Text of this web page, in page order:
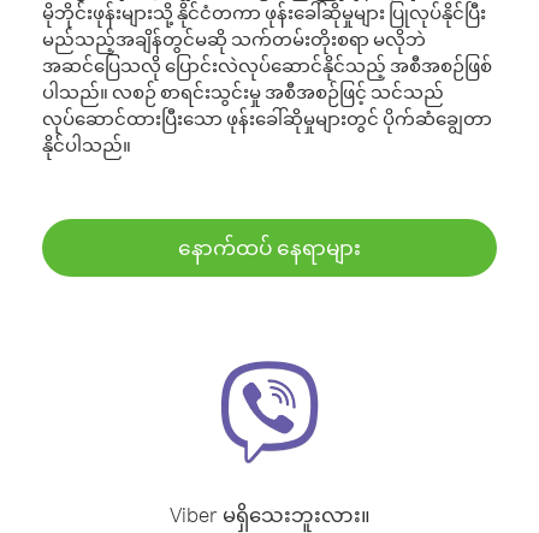
မိုဘိုင်းဖုန်းများသို့ နိုင်ငံတကာ ဖုန်းခေါ်ဆိုမှုများ ပြုလုပ်နိုင်ပြီး
မည်သည့်အချိန်တွင်မဆို သက်တမ်းတိုးစရာ မလိုဘဲ
အဆင်ပြေသလို ပြောင်းလဲလုပ်ဆောင်နိုင်သည့် အစီအစဉ်ဖြစ်
ပါသည်။ လစဉ် စာရင်းသွင်းမှု အစီအစဉ်ဖြင့် သင်သည်
လုပ်ဆောင်ထားပြီးသော ဖုန်းခေါ်ဆိုမှုများတွင် ပိုက်ဆံချွေတာ
နိုင်ပါသည်။
နောက်ထပ် နေရာများ
Viber မရှိသေးဘူးလား။